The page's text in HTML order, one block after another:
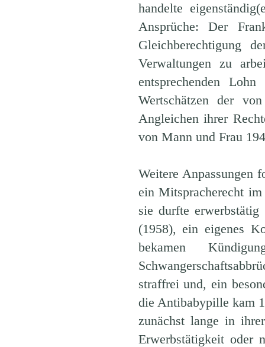
handelte
Ansprüche: Der
Gleichberechtigung
Verwaltungen zu
entsprechenden
Wertschätzen der
Angleichen ihrer
von Mann und Frau
Weitere Anpassungen
ein Mitspracherecht
sie durfte
(1958), ein eigenes
bekamen
straffrei und, ein
die Antibabypille kam
zunächst lange in
Erwerbstätigkeit oder